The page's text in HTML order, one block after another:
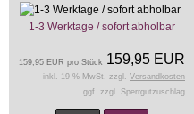
1-3 Werktage / sofort abholbar
159,95 EUR
159,95 EUR pro Stück
inkl. 19 % MwSt. zzgl. Versandkosten
ggf. zzgl. Sperrgutzuschlag